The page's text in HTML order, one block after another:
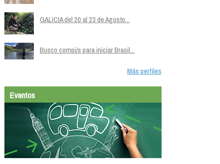
GALICIA del 20 al 23 de Agosto...
Busco compi/s para iniciar Brasil...
Más perfiles
Eventos